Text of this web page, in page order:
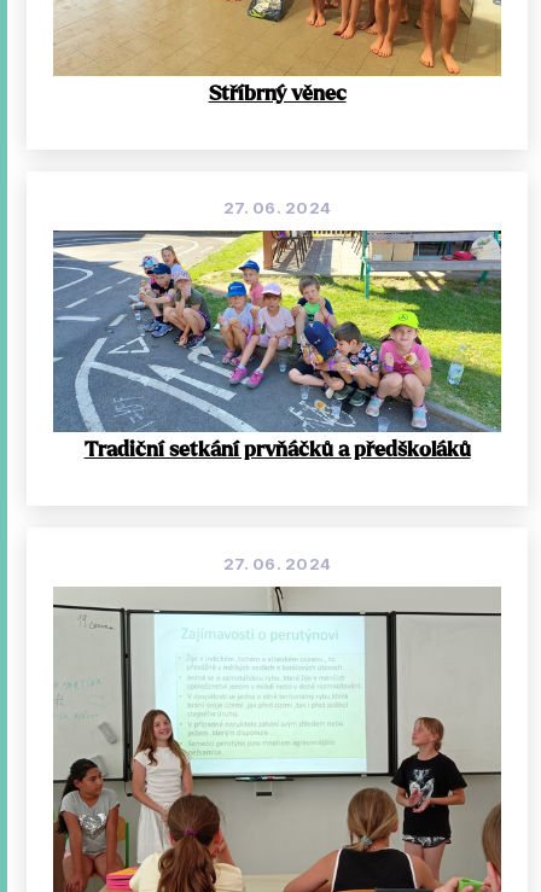
Stříbrný věnec
27. 06. 2024
Tradiční setkání prvňáčků a předškoláků
27. 06. 2024